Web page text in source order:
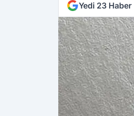
Yedi 23 Haber